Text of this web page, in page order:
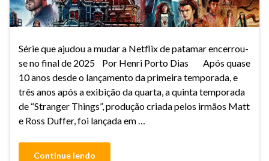
Série que ajudou a mudar a Netflix de patamar encerrou-
se no final de 2025 Por Henri Porto Dias Após quase
10 anos desde o lançamento da primeira temporada, e
três anos após a exibição da quarta, a quinta temporada
de “Stranger Things”, produção criada pelos irmãos Matt
e Ross Duffer, foi lançada em …
Continue lendo